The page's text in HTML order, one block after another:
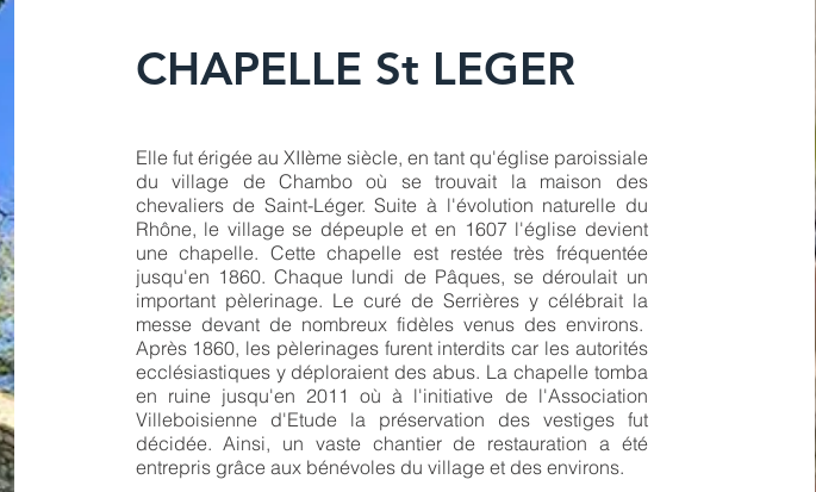
CHAPELLE St LEGER
Elle fut érigée au XIIème siècle, en tant qu'église paroissiale
du village de Chambo où se trouvait la maison des
chevaliers de Saint-Léger. Suite à l'évolution naturelle du
Rhône, le village se dépeuple et en 1607 l'église devient
une chapelle. Cette chapelle est restée très fréquentée
jusqu'en 1860. Chaque lundi de Pâques, se déroulait un
important pèlerinage. Le curé de Serrières y célébrait la
messe devant de nombreux fidèles venus des environs.
Après 1860, les pèlerinages furent interdits car les autorités
ecclésiastiques y déploraient des abus. La chapelle tomba
en ruine jusqu'en 2011 où à l'initiative de l'Association
Villeboisienne d'Etude la préservation des vestiges fut
décidée. Ainsi, un vaste chantier de restauration a été
entrepris grâce aux bénévoles du village et des environs.